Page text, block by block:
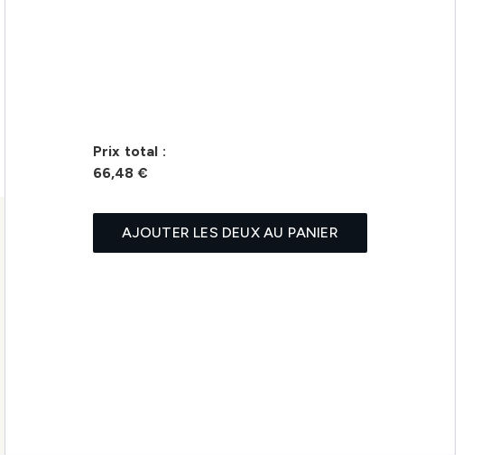
Prix ​​total :
66,48 €
AJOUTER LES DEUX AU PANIER